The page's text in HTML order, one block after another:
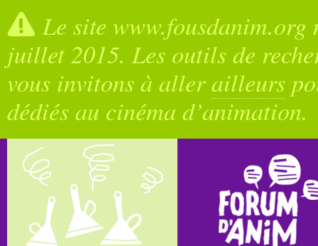
Le site
juillet 2015. Les outils de
vous invitons à allerailleurs
dédiés au cinéma d’animation.